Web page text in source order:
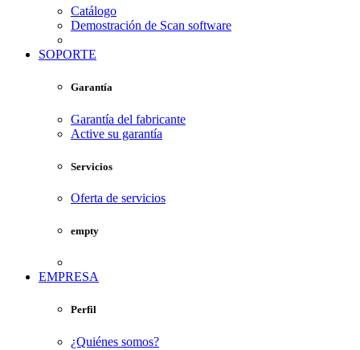
Catálogo
Demostración de Scan software
SOPORTE
Garantía
Garantía del fabricante
Active su garantía
Servicios
Oferta de servicios
empty
EMPRESA
Perfil
¿Quiénes somos?